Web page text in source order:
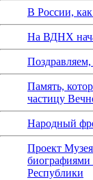
В России,
На ВДНХ
Поздравляем,
Память,
частицу
Народный
Проект
биографиями
Республики